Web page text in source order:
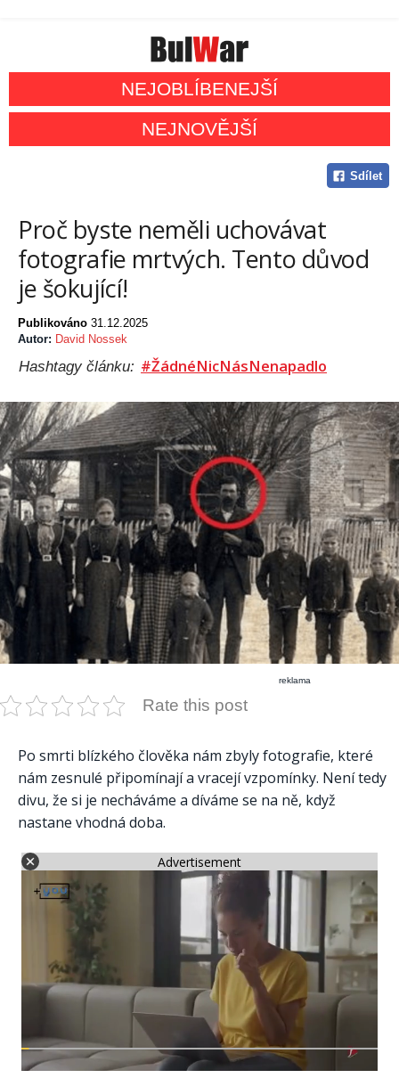
NEJOBLÍBENEJŠÍ
NEJNOVĚJŠÍ
Sdílet
Proč byste neměli uchovávat
fotografie mrtvých. Tento důvod
je šokující!
Publikováno 31.12.2025
Autor: David Nossek
Hashtagy článku: #ŽádnéNicNásNenapadlo
reklama
Rate this post
Po smrti blízkého člověka nám zbyly fotografie, které
nám zesnulé připomínají a vracejí vzpomínky. Není tedy
divu, že si je necháváme a díváme se na ně, když
nastane vhodná doba.
Advertisement